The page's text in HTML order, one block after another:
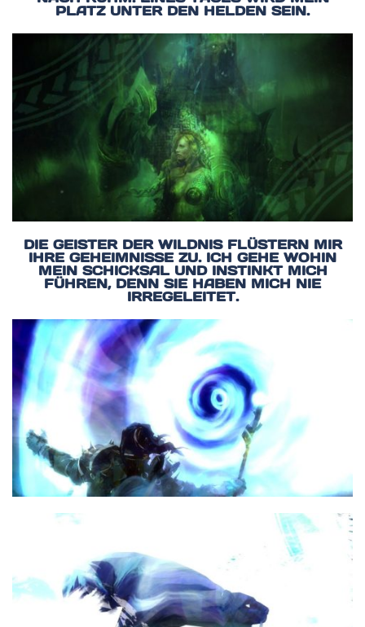
PLATZ UNTER DEN HELDEN SEIN.
DIE GEISTER DER WILDNIS FLÜSTERN MIR
IHRE GEHEIMNISSE ZU. ICH GEHE WOHIN
MEIN SCHICKSAL UND INSTINKT MICH
FÜHREN, DENN SIE HABEN MICH NIE
IRREGELEITET.